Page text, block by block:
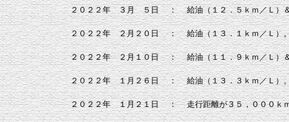
２０２２年 ３月 ５日 ： 給油（１２．５ｋｍ／Ｌ）
２０２２年 ２月２０日 ： 給油（１３．１ｋｍ／Ｌ）
２０２２年 ２月１０日 ： 給油（１１．９ｋｍ／Ｌ）
２０２２年 １月２６日 ： 給油（１３．３ｋｍ／Ｌ）
２０２２年 １月２１日 ： 走行距離が３５，０００ｋ